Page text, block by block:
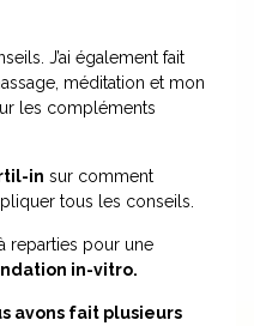
J’ai également fait
méditation et mon
les compléments
in sur comment
tous les conseils.
reparties pour une
in-vitro.
avons fait plusieurs